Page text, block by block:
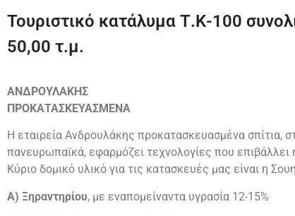
Τουριστικό κατάλυμα Τ.Κ-100
50,00 τ.μ.
ΑΝΔΡΟΥΛΑΚΗΣ
ΠΡΟΚΑΤΑΣΚΕΥΑΣΜΕΝΑ
Η εταιρεία Ανδρουλάκης προκατασκευασμένα
πανευρωπαϊκά, εφαρμόζει τεχνολογίες που επιβάλλει
Κύριο δομικό υλικό για τις κατασκευές μας είναι η
Α) Ξηραντηρίου, με εναπομείναντα υγρασία 12-15%